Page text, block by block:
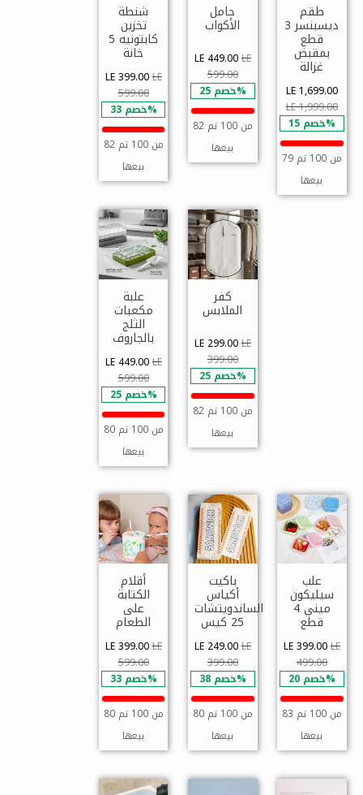
طقم
ديسبنسر 3
قطع
بمقبض
غزالة
LE 1,699.00
LE 1,999.00
خصم 15%
79 من 100 تم
بيعها
حامل
الأكواب
LE 449.00LE
599.00
خصم 25%
82 من 100 تم
بيعها
شنطة
تخزين
كابتونيه 5
خانة
LE 399.00LE
599.00
خصم 33%
82 من 100 تم
بيعها
كفر
الملابس
LE 299.00LE
399.00
خصم 25%
82 من 100 تم
بيعها
علبة
مكعبات
الثلج
بالجاروف
LE 449.00LE
599.00
خصم 25%
80 من 100 تم
بيعها
علب
سيليكون
ميني 4
قطع
LE 399.00LE
499.00
خصم 20%
83 من 100 تم
بيعها
باكيت
أكياس
الساندويتشات
25 كيس
LE 249.00LE
399.00
خصم 38%
80 من 100 تم
بيعها
أقلام
الكتابة
على
الطعام
LE 399.00LE
599.00
خصم 33%
80 من 100 تم
بيعها